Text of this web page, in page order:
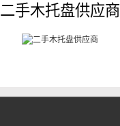
二手木托盘供应商